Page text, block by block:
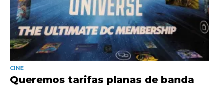
CINE
Queremos tarifas planas de banda